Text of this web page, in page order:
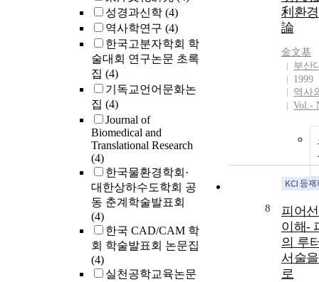
성경과신학 (4)
역사학연구 (4)
한국고분자학회 학
술대회 연구논문 초록
집 (4)
기독교언어문화논
집 (4)
Journal of
Biomedical and
Translational Research
(4)
한국물환경학회·
대한상하수도학회 공
동 춘계학술발표회
(4)
한국 CAD/CAM 학
회 학술발표회 논문집
(4)
실천공학교육논문
利환
論
金文基
부산
1999
역사
Vol.-
8
피어
이해-
의 루
서술
로